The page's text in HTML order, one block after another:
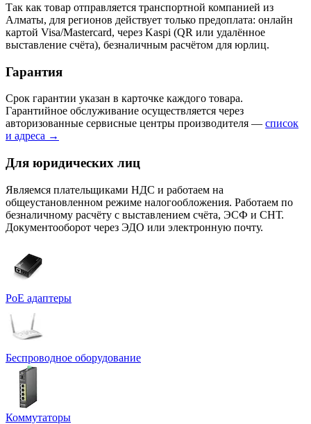
Так как товар отправляется транспортной компанией из
Алматы, для регионов действует только предоплата: онлайн
картой Visa/Mastercard, через Kaspi (QR или удалённое
выставление счёта), безналичным расчётом для юрлиц.
Гарантия
Срок гарантии указан в карточке каждого товара.
Гарантийное обслуживание осуществляется через
авторизованные сервисные центры производителя — список
и адреса →
Для юридических лиц
Являемся плательщиками НДС и работаем на
общеустановленном режиме налогообложения. Работаем по
безналичному расчёту с выставлением счёта, ЭСФ и СНТ.
Документооборот через ЭДО или электронную почту.
PoE адаптеры
Беспроводное оборудование
Коммутаторы